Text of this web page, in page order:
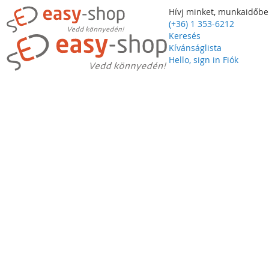
Hívj minket,
(+36) 1 353-6212
Keresés
Kívánságlista
Hello, sign in Fiók